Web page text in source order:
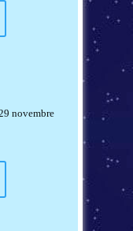
novembre